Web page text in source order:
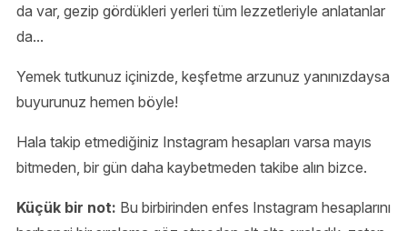
da var, gezip gördükleri yerleri tüm lezzetleriyle anlatanlar
da...
Yemek tutkunuz içinizde, keşfetme arzunuz yanınızdaysa
buyurunuz hemen böyle!
Hala takip etmediğiniz Instagram hesapları varsa mayıs
bitmeden, bir gün daha kaybetmeden takibe alın bizce.
Küçük bir not: Bu birbirinden enfes Instagram hesaplarını